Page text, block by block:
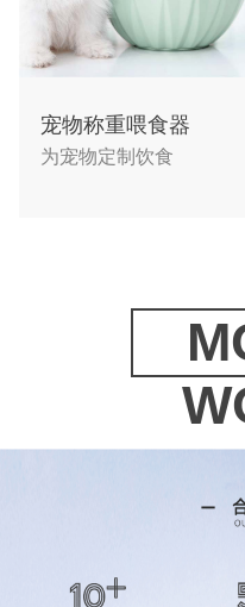
宠物称重喂食器
为宠物定制饮食